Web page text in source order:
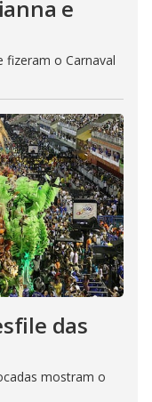
e
fizeram o Carnaval
das
mostram o